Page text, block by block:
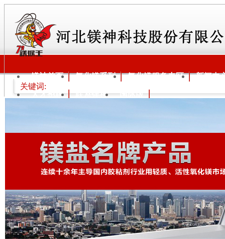
镁神首页 氧化镁系列 氧化镁服务专区 新闻中
人才招聘 联系镁神 国际版
关键词: